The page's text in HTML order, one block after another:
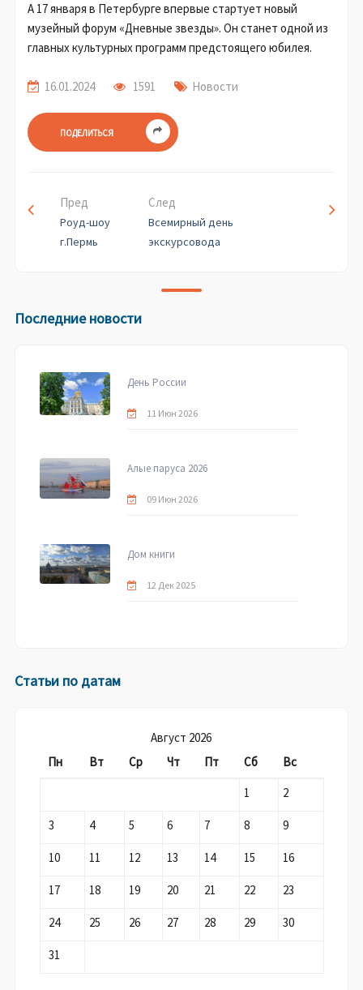
А 17 января в Петербурге впервые стартует новый
музейный форум «Дневные звезды». Он станет одной из
главных культурных программ предстоящего юбилея.
16.01.2024 1591 Новости
ПОДЕЛИТЬСЯ
Пред
Роуд-шоу
г.Пермь
След
Всемирный день
экскурсовода
Последние новости
День России
11 Июн 2026
Алые паруса 2026
09 Июн 2026
Дом книги
12 Дек 2025
Статьи по датам
Август 2026
Пн
Вт Ср Чт Пт Сб
Вс
1
2
3 4 5 6 7 8 9
10 11 12 13 14 15 16
17 18 19 20 21 22 23
24 25 26 27 28 29 30
31